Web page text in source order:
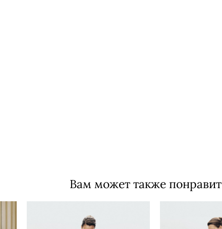
Вам может также